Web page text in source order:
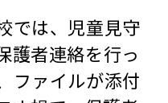
では、児童見守
護者連絡を行っ
ファイルが添付